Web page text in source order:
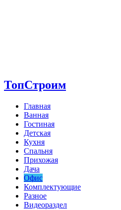
ТопСтроим
Главная
Ванная
Гостиная
Детская
Кухня
Спальня
Прихожая
Дача
Офис
Комплектующие
Разное
Видеораздел